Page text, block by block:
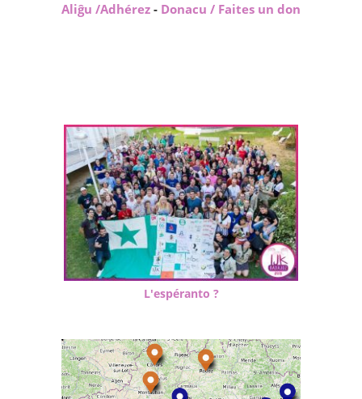
Aliĝu /Adhérez - Donacu / Faites un don
L'espéranto ?